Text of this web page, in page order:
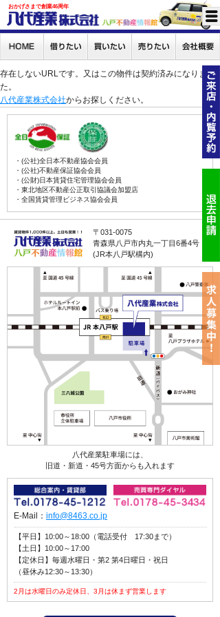
おかげさまで創業46周年
存在しないURLです。又はこの物件は契約済みになりまし
た。
八代産業株式会社からお探しください。
・(公社)全日本不動産協会会員
・(公社)不動産保証協会会員
・(公財)日本賃貸住宅管理協会会員
・東北地区不動産公正取引協議会加盟店
・全国賃貸管理ビジネス協会会員
〒031-0075
青森県八戸市内丸一丁目6番4号
(JR本八戸駅構内)
八代産業駐車場には、
旧道・新道・45号方面からも入れます
E-Mail： info@8463.co.jp
【平日】10:00～18:00（電話受付 17:30まで）
【土日】10:00～17:00
【定休日】毎週水曜日・第2 第4日曜日・祝日
（昼休み12:30～13:30）
2月は水曜日のみ定休日、3月は休まず営業します